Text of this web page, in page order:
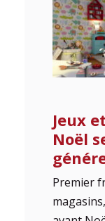
Jeux
Noël
Premier